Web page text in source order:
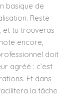
basique de
Reste
et tu trouveras
encore,
doit
agréé : c’est
Et dans
la tâche